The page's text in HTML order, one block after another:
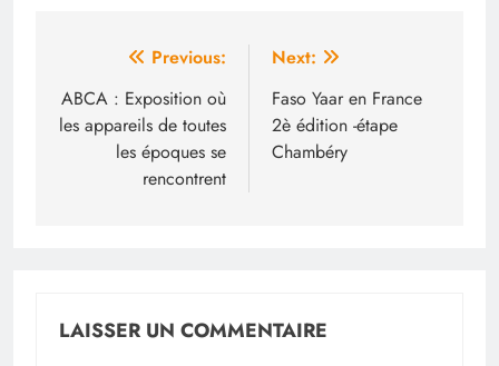
Navigation
de
l’article
Previous:
ABCA : Exposition où
les appareils de toutes
les époques se
rencontrent
Next:
Faso Yaar en France
2è édition -étape
Chambéry
LAISSER UN COMMENTAIRE